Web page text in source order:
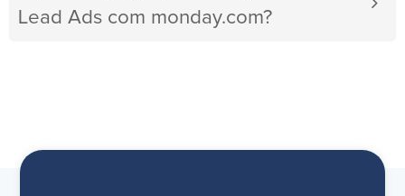
Lead Ads com monday.com?